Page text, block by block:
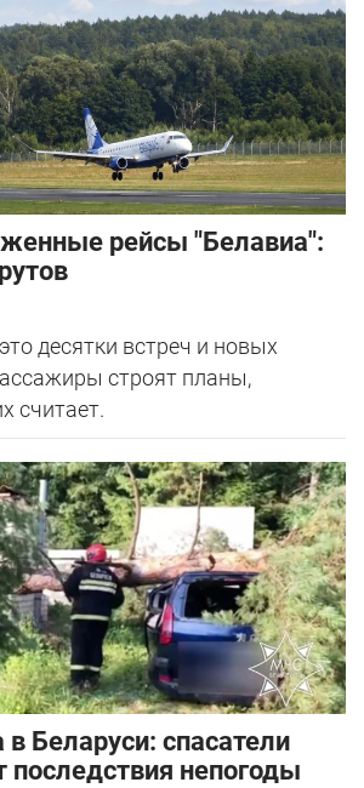
рейсы "Белавиа":
десятки встреч и новых
строят планы,
считает.
в Беларуси: спасатели
последствия непогоды